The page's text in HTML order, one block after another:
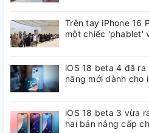
Trên tay iPhone 16
một chiếc 'phablet'
iOS 18 beta 4 đã
năng mới dành cho
iOS 18 beta 3 vừa
hai bản nâng cấp